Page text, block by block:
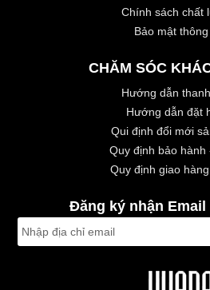
Chính sách chất
Bảo mật thông
CHĂM SÓC
Hướng dẫn
Hướng dẫn đặt
Qui định đổi mới
Quy định bảo hành
Quy định giao
Đăng ký nhận Email